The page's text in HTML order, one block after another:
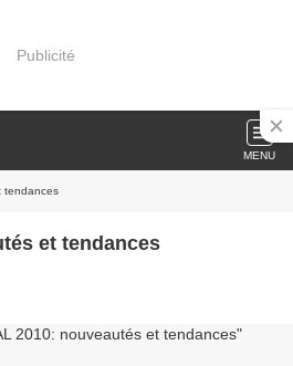
Publicité
MENU
tendances
et tendances